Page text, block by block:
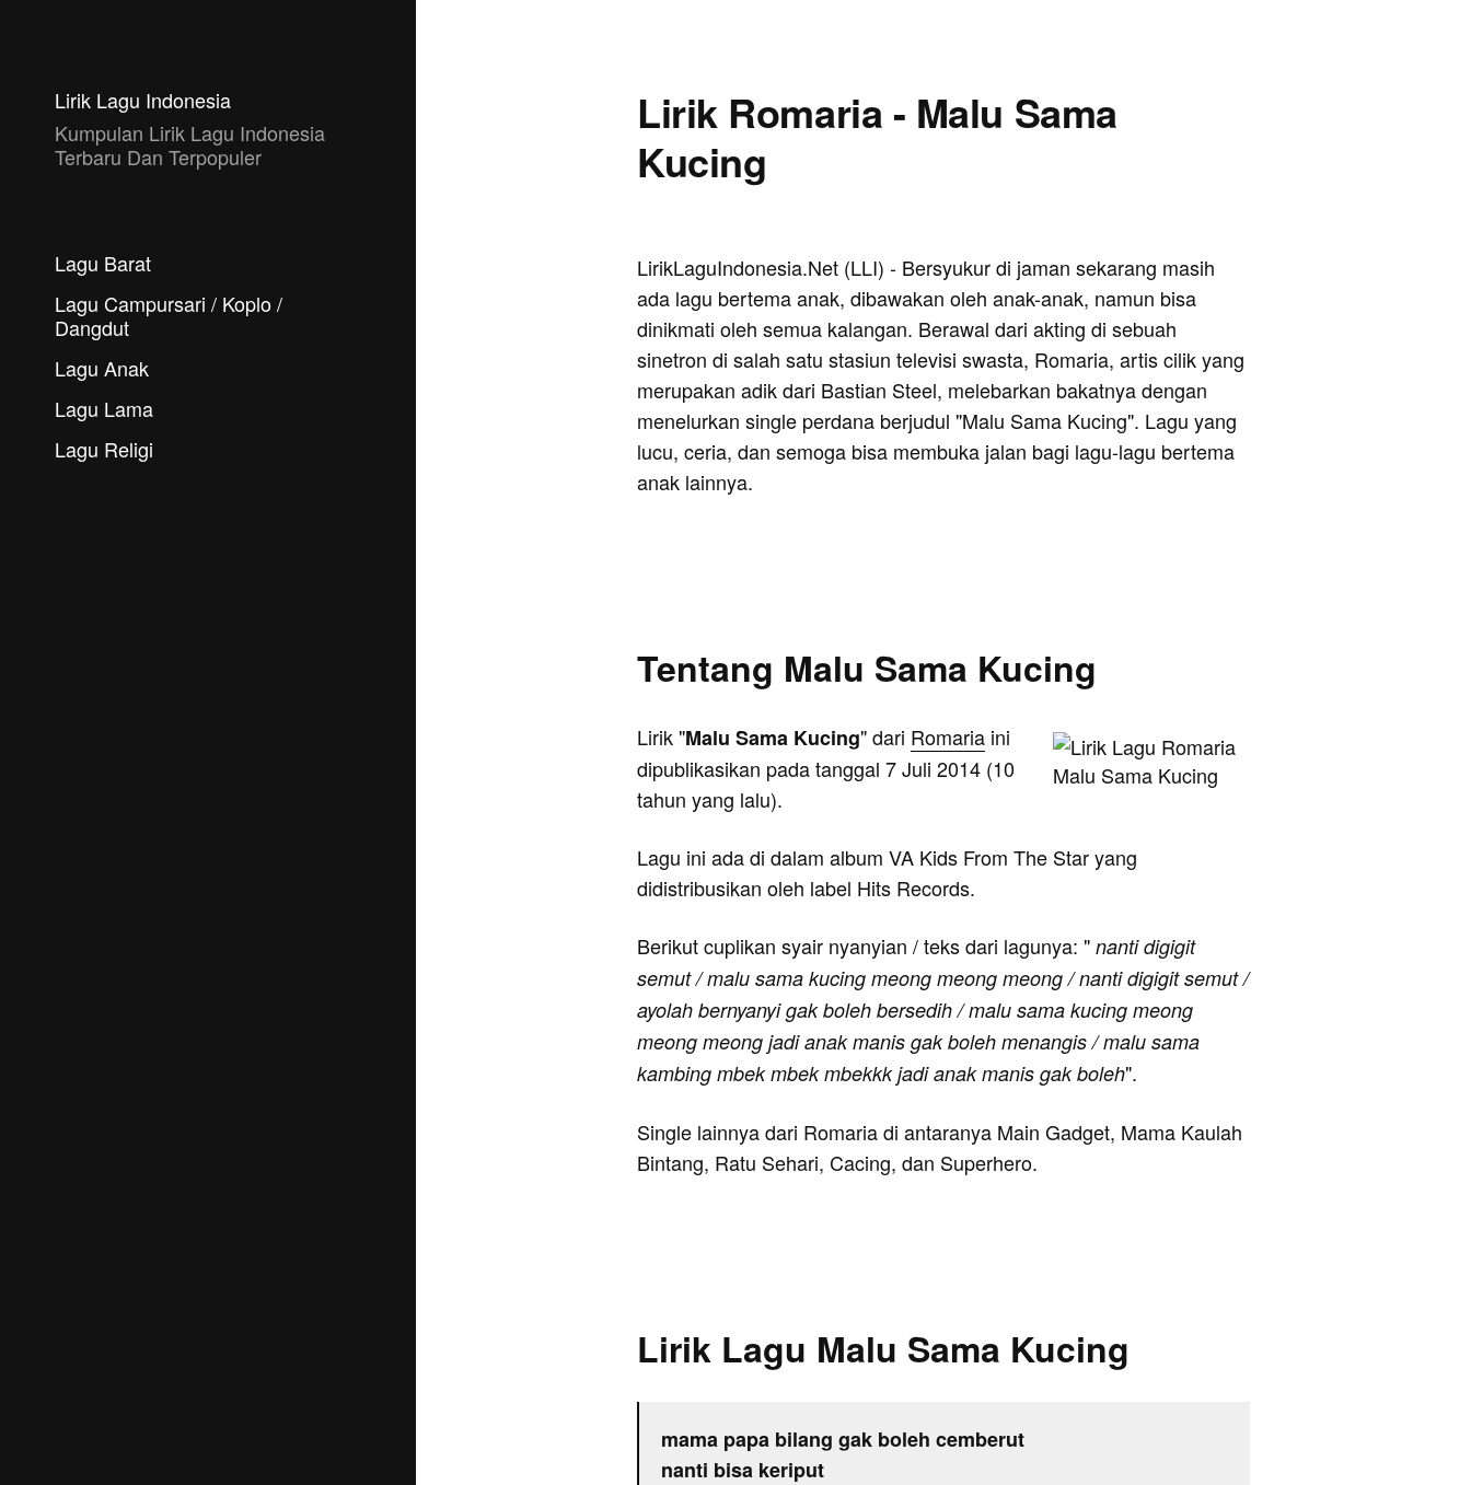
Lirik Lagu Indonesia
Kumpulan Lirik Lagu Indonesia
Terbaru Dan Terpopuler
Lagu Barat
Lagu Campursari / Koplo /
Dangdut
Lagu Anak
Lagu Lama
Lagu Religi
Lirik Romaria - Malu Sama
Kucing
LirikLaguIndonesia.Net (LLI) - Bersyukur di jaman sekarang masih
ada lagu bertema anak, dibawakan oleh anak-anak, namun bisa
dinikmati oleh semua kalangan. Berawal dari akting di sebuah
sinetron di salah satu stasiun televisi swasta, Romaria, artis cilik yang
merupakan adik dari Bastian Steel, melebarkan bakatnya dengan
menelurkan single perdana berjudul "Malu Sama Kucing". Lagu yang
lucu, ceria, dan semoga bisa membuka jalan bagi lagu-lagu bertema
anak lainnya.
Tentang Malu Sama Kucing
Lirik "Malu Sama Kucing" dari Romaria ini
dipublikasikan pada tanggal 7 Juli 2014 (10
tahun yang lalu).
Lagu ini ada di dalam album VA Kids From The Star yang
didistribusikan oleh label Hits Records.
Berikut cuplikan syair nyanyian / teks dari lagunya: " nanti digigit
semut / malu sama kucing meong meong meong / nanti digigit semut /
ayolah bernyanyi gak boleh bersedih / malu sama kucing meong
meong meong jadi anak manis gak boleh menangis / malu sama
kambing mbek mbek mbekkk jadi anak manis gak boleh".
Single lainnya dari Romaria di antaranya Main Gadget, Mama Kaulah
Bintang, Ratu Sehari, Cacing, dan Superhero.
Lirik Lagu Malu Sama Kucing
mama papa bilang gak boleh cemberut
nanti bisa keriput